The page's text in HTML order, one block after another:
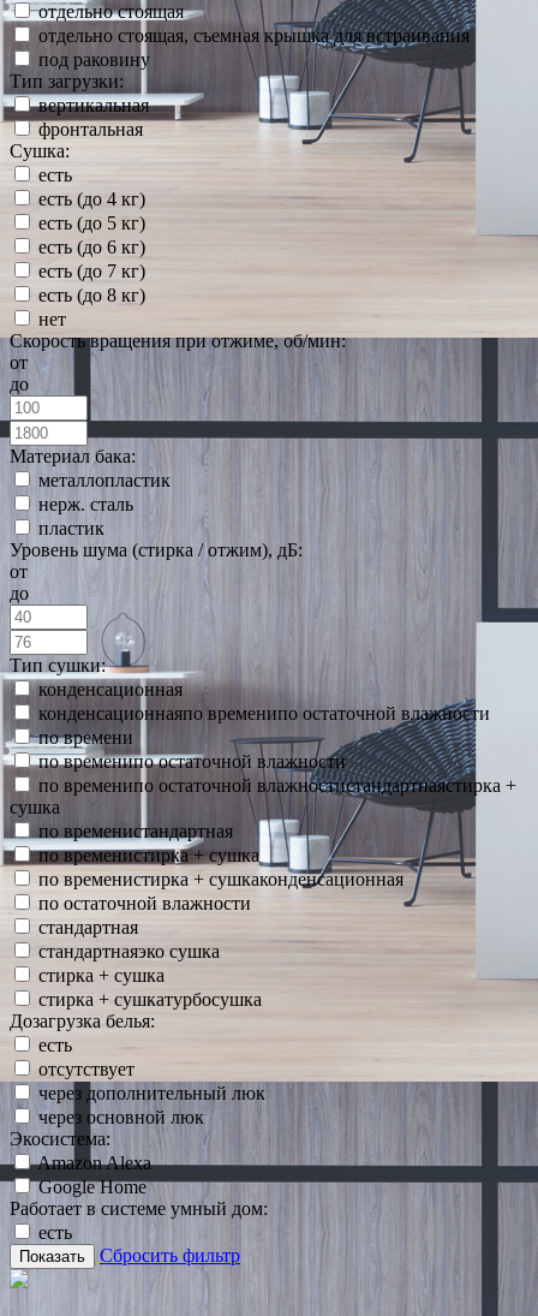
отдельно стоящая
отдельно стоящая, съемная крышка для встраивания
под раковину
Тип загрузки:
вертикальная
фронтальная
Сушка:
есть
есть (до 4 кг)
есть (до 5 кг)
есть (до 6 кг)
есть (до 7 кг)
есть (до 8 кг)
нет
Скорость вращения при отжиме, об/мин:
от
до
Материал бака:
металлопластик
нерж. сталь
пластик
Уровень шума (стирка / отжим), дБ:
от
до
Тип сушки:
конденсационная
конденсационнаяпо временипо остаточной влажности
по времени
по временипо остаточной влажности
по временипо остаточной влажностистандартнаястирка +
сушка
по временистандартная
по временистирка + сушка
по временистирка + сушкаконденсационная
по остаточной влажности
стандартная
стандартнаяэко сушка
стирка + сушка
стирка + сушкатурбосушка
Дозагрузка белья:
есть
отсутствует
через дополнительный люк
через основной люк
Экосистема:
Amazon Alexa
Google Home
Работает в системе умный дом:
есть
Показать Сбросить фильтр